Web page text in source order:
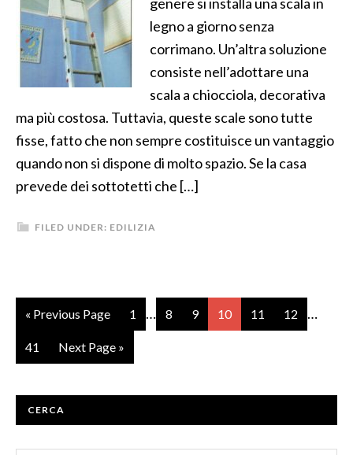
legno a giorno senza
corrimano. Un’altra soluzione
consiste nell’adottare una
scala a chiocciola, decorativa
ma più costosa. Tuttavia, queste scale sono tutte
fisse, fatto che non sempre costituisce un vantaggio
quando non si dispone di molto spazio. Se la casa
prevede dei sottotetti che […]
FILED UNDER: EDILIZIA
« Previous Page 1 … 8 9 10 11 12 …
41 Next Page »
CERCA